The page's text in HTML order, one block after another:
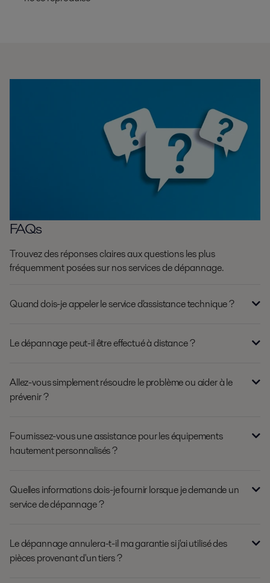
FAQs
Trouvez des réponses claires aux questions les plus
fréquemment posées sur nos services de dépannage.
Quand dois-je appeler le service d'assistance technique ?
Le dépannage peut-il être effectué à distance ?
Allez-vous simplement résoudre le problème ou aider à le
prévenir ?
Fournissez-vous une assistance pour les équipements
hautement personnalisés ?
Quelles informations dois-je fournir lorsque je demande un
service de dépannage ?
Le dépannage annulera-t-il ma garantie si j'ai utilisé des
pièces provenant d'un tiers ?